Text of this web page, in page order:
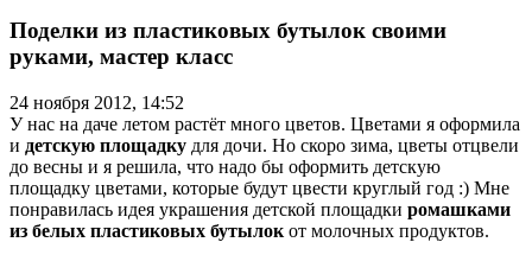
Поделки из пластиковых бутылок своими
руками, мастер класс
24 ноября 2012, 14:52
У нас на даче летом растёт много цветов. Цветами я оформила
и детскую площадку для дочи. Но скоро зима, цветы отцвели
до весны и я решила, что надо бы оформить детскую
площадку цветами, которые будут цвести круглый год :) Мне
понравилась идея украшения детской площадки ромашками
из белых пластиковых бутылок от молочных продуктов.